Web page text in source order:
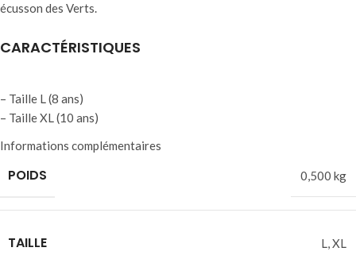
écusson des Verts.
CARACTÉRISTIQUES
– Taille L (8 ans)
– Taille XL (10 ans)
Informations complémentaires
POIDS 0,500 kg
TAILLE L,XL